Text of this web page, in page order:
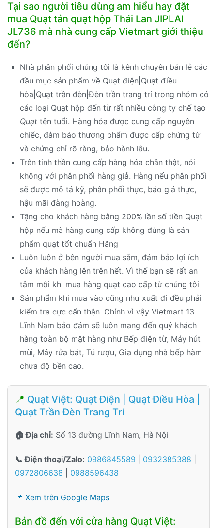
Tại sao người tiêu dùng am hiểu hay đặt
mua Quạt tản quạt hộp Thái Lan JIPLAI
JL736 mà nhà cung cấp Vietmart giới thiệu
đến?
Nhà phân phối chúng tôi là kênh chuyên bán lẻ các
đầu mục sản phẩm về Quạt điện|Quạt điều
hòa|Quạt trần đèn|Đèn trần trang trí trong nhóm có
các loại Quạt hộp đến từ rất nhiều công ty chế tạo
Quạttên tuổi. Hàng hóa được cung cấp nguyên
chiếc, đảm bảo thương phẩm được cấp chứng từ
và chứng chỉ rõ ràng, bảo hành lâu.
Trên tinh thần cung cấp hàng hóa chân thật, nói
không với phân phối hàng giả. Hàng nếu phân phối
sẽ được mô tả kỹ, phân phối thực, báo giá thực,
hậu mãi đàng hoàng.
Tặng cho khách hàng bằng 200% lần số tiền Quạt
hộp nếu mà hàng cung cấp không đúng là sản
phẩm quạt tốt chuẩn Hãng
Luôn luôn ở bên người mua sắm, đảm bảo lợi ích
của khách hàng lên trên hết. Vì thế bạn sẽ rất an
tâm mỗi khi mua hàng quạt cao cấp từ chúng tôi
Sản phẩm khi mua vào cũng như xuất đi đều phải
kiểm tra cực cẩn thận. Chính vì vậy Vietmart 13
Lĩnh Nam bảo đảm sẽ luôn mang đến quý khách
hàng toàn bộ mặt hàng như Bếp điện từ, Máy hút
mùi, Máy rửa bát, Tủ rượu, Gia dụng nhà bếp hàm
chứa độ bền cao.
📍 Quạt Việt: Quạt Điện | Quạt Điều Hòa |
Quạt Trần Đèn Trang Trí
🏠 Địa chỉ: Số 13 đường Lĩnh Nam, Hà Nội
📞 Điện thoại/Zalo: 0986845589 0932385388
0972806638
0988596438
📌 Xem trên Google Maps
Bản đồ đến với cửa hàng Quạt Việt: